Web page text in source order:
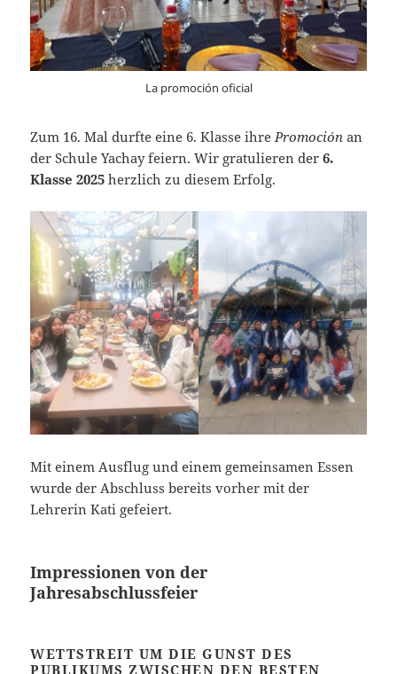
La promoción oficial
Zum 16. Mal durfte eine 6. Klasse ihrePromociónan
der Schule Yachay feiern. Wir gratulieren der6.
Klasse 2025 herzlich zu diesem Erfolg.
Mit einem Ausflug und einem gemeinsamen Essen
wurde der Abschluss bereits vorher mit der
Lehrerin Kati gefeiert.
Impressionen von der
Jahresabschlussfeier
WETTSTREIT UM DIE GUNST DES
PUBLIKUMS ZWISCHEN DEN BESTEN